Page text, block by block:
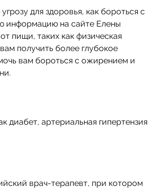
для здоровья, как бороться с
информацию на сайте Елены
пищи, таких как физическая
получить более глубокое
вам бороться с ожирением и
диабет, артериальная гипертензия
врач-терапевт, при котором